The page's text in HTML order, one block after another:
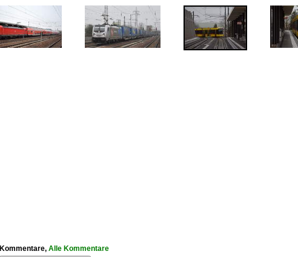
Kommentare, Alle Kommentare